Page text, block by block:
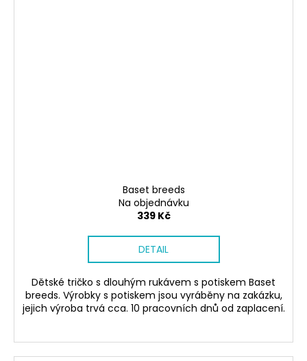
Baset breeds
Na objednávku
339 Kč
DETAIL
Dětské tričko s dlouhým rukávem s potiskem Baset
breeds. Výrobky s potiskem jsou vyráběny na zakázku,
jejich výroba trvá cca. 10 pracovních dnů od zaplacení.